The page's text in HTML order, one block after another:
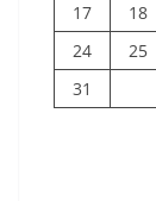
17
18
24
25
31